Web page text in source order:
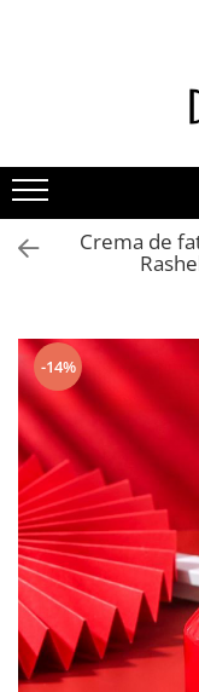
Lotiuni tonice
Creme de zi
Creme de noapte
Colagen
Vitamina c
Retinol
Acid Hialuronic
Aloe Vera
Crema de
-14%